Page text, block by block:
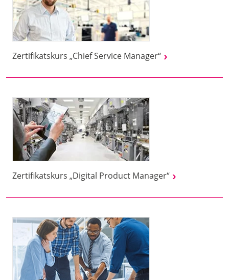
Zertifikatskurs „Chief Service Manager“
Zertifikatskurs „Digital Product Manager“